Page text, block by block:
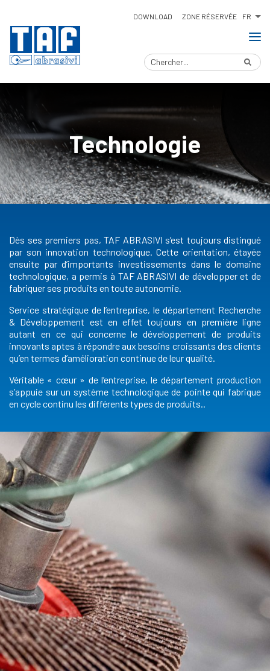
DOWNLOAD ZONE RÉSERVÉE FR
Technologie
Dès ses premiers pas, TAF ABRASIVI s’est toujours distingué
par son innovation technologique. Cette orientation, étayée
ensuite par d’importants investissements dans le domaine
technologique, a permis à TAF ABRASIVI de développer et de
fabriquer ses produits en toute autonomie.
Service stratégique de l’entreprise, le département Recherche
& Développement est en effet toujours en première ligne
autant en ce qui concerne le développement de produits
innovants aptes à répondre aux besoins croissants des clients
qu’en termes d’amélioration continue de leur qualité.
Véritable « cœur » de l’entreprise, le département production
s’appuie sur un système technologique de pointe qui fabrique
en cycle continu les différents types de produits..